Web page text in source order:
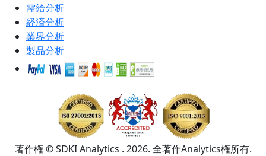
需給分析
経済分析
業界分析
製品分析
著作権 © SDKI Analytics . 2026. 全著作Analytics権所有.